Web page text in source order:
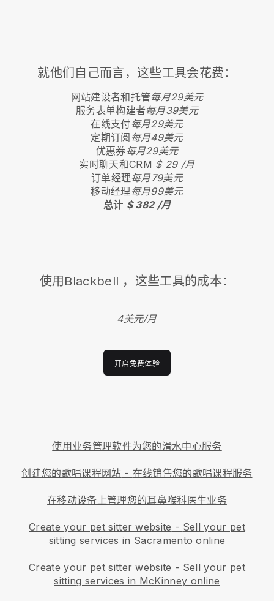
就他们自己而言，这些工具会花费：
网站建设者和托管每月29美元
服务表单构建者每月39美元
在线支付每月29美元
定期订阅 每月49美元
优惠券每月29美元
实时聊天和CRM $ 29 /月
订单经理每月79美元
移动经理 每月99美元
总计 $ 382 /月
使用 Blackbell ，这些工具的成本：
4美元/月
开启免费体验
使用业务管理软件为您的滑水中心服务
创建您的歌唱课程网站 - 在线销售您的歌唱课程服务
在移动设备上管理您的耳鼻喉科医生业务
Create your pet sitter website - Sell your pet
sitting services in Sacramento online
Create your pet sitter website - Sell your pet
sitting services in McKinney online